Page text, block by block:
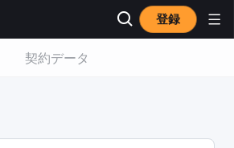
登録
契約データ